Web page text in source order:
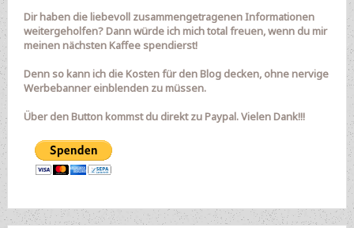
Dir haben die liebevoll zusammengetragenen Informationen
weitergeholfen? Dann würde ich mich total freuen, wenn du mir
meinen nächsten Kaffee spendierst!
Denn so kann ich die Kosten für den Blog decken, ohne nervige
Werbebanner einblenden zu müssen.
Über den Button kommst du direkt zu Paypal. Vielen Dank!!!